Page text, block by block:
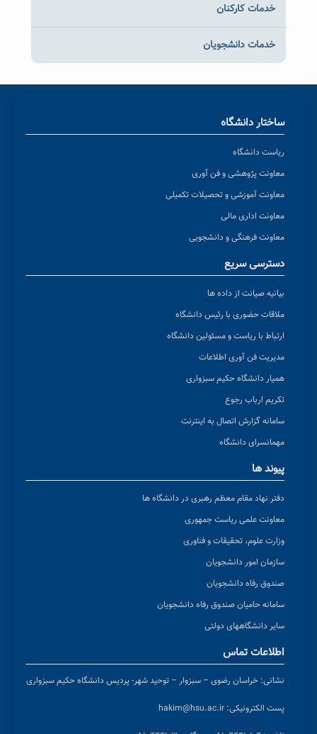
خدمات کارکنان
خدمات دانشجویان
ساختار دانشگاه
ریاست دانشگاه
معاونت پژوهشی و فن آوری
معاونت آموزشی و تحصیلات تکمیلی
معاونت اداری مالی
معاونت فرهنگی و دانشجویی
دسترسی سریع
بیانیه صیانت از داده ها
ملاقات حضوری با رئیس دانشگاه
ارتباط با ریاست و مسئولین دانشگاه
مدیریت فن آوری اطلاعات
همیار دانشگاه حکیم سبزواری
تکریم ارباب رجوع
سامانه گزارش اتصال به اینترنت
مهمانسرای دانشگاه
پیوند ها
دفتر نهاد مقام معظم رهبری در دانشگاه ها
معاونت علمی ریاست جمهوری
وزارت علوم، تحقیقات و فناوری
سازمان امور دانشجویان
صندوق رفاه دانشجویان
سامانه حامیان صندوق رفاه دانشجویان
سایر دانشگاههای دولتی
اطلاعات تماس
نشانی: خراسان رضوی – سبزوار – توحید شهر- پردیس دانشگاه حکیم سبزواری
پست الکترونیکی: hakim@hsu.ac.ir